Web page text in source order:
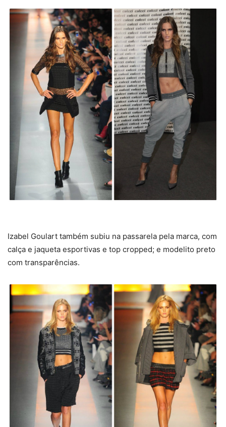
Izabel Goulart também subiu na passarela pela marca, com
calça e jaqueta esportivas e top cropped; e modelito preto
com transparências.